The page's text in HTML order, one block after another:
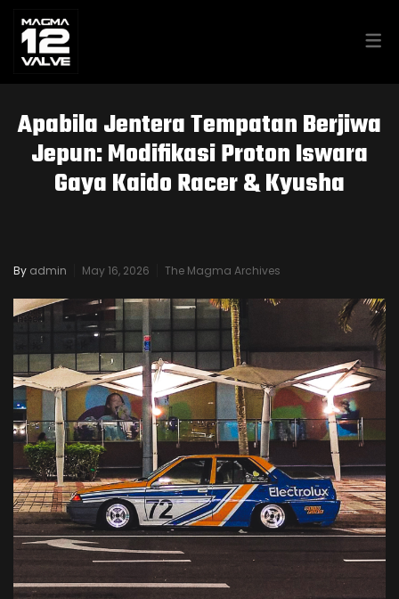
MAGMA GARAGE – PROTON
SAGA LMST 2007
2014
PROTON HAYNES SERVICE &
REPAIR MANUAL
Apabila Jentera Tempatan Berjiwa
Jepun: Modifikasi Proton Iswara
Gaya Kaido Racer & Kyusha
By admin May 16, 2026 The Magma Archives